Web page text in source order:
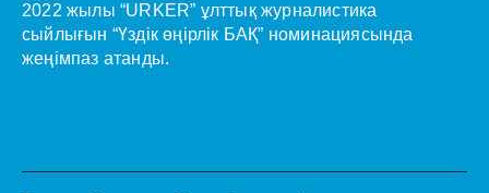
2022 жылы “URKER” ұлттық журналистика
сыйлығын “Үздік өңірлік БАҚ” номинациясында
жеңімпаз атанды.